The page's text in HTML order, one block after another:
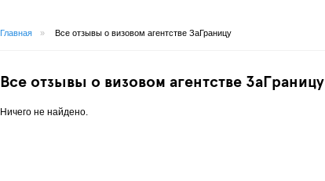
Главная » Все отзывы о визовом агентстве ЗаГраницу
Все отзывы о визовом агентстве ЗаГраницу
Ничего не найдено.